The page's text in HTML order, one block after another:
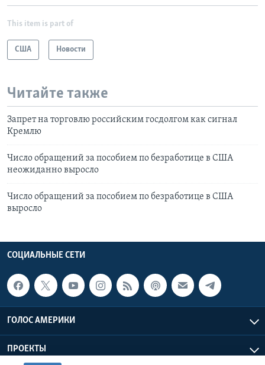
This item is part of
США Новости
Читайте также
Запрет на торговлю российским госдолгом как сигнал
Кремлю
Число обращений за пособием по безработице в США
неожиданно выросло
Число обращений за пособием по безработице в США
выросло
СОЦИАЛЬНЫЕ СЕТИ
ГОЛОС АМЕРИКИ
ПРОЕКТЫ